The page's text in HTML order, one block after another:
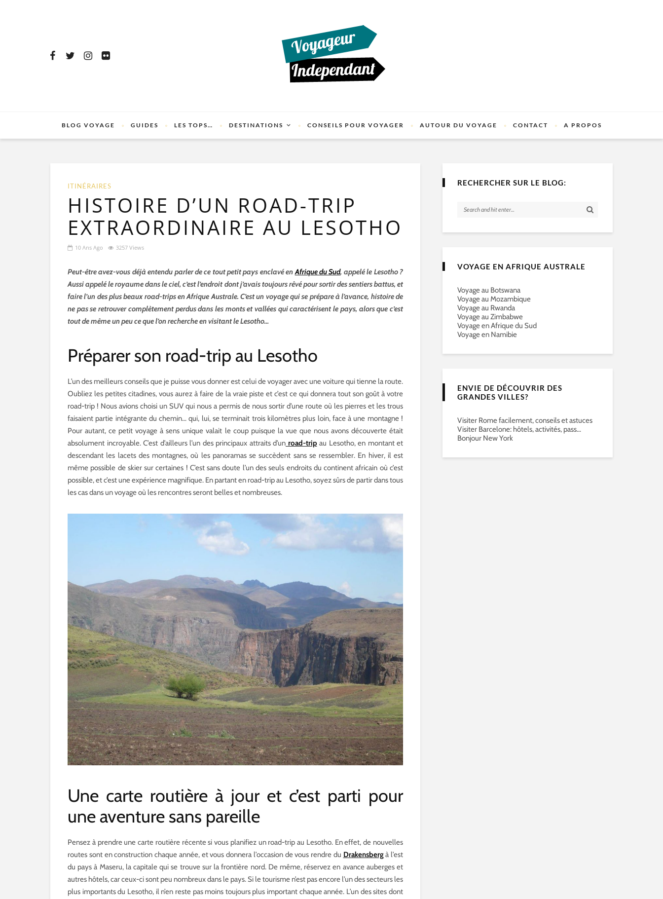
BLOG VOYAGE GUIDES LES TOPS… DESTINATIONS CONSEILS POUR VOYAGER AUTOUR DU VOYAGE CONTACT A PROPOS
ITINÉRAIRES
HISTOIRE D’UN ROAD-TRIP
EXTRAORDINAIRE AU LESOTHO
10 Ans Ago 3257 Views
Peut-être avez-vous déjà entendu parler de ce tout petit pays enclavé enAfrique du Sud, appelé le Lesotho ?
Aussi appelé le royaume dans le ciel, c’est l’endroit dont j’avais toujours rêvé pour sortir des sentiers battus, et
faire l’un des plus beaux road-trips en Afrique Australe. C’est un voyage qui se prépare à l’avance, histoire de
ne pas se retrouver complètement perdus dans les monts et vallées qui caractérisent le pays, alors que c’est
tout de même un peu ce que l’on recherche en visitant le Lesotho…
Préparer son road-trip au Lesotho
L’un des meilleurs conseils que je puisse vous donner est celui de voyager avec une voiture qui tienne la route.
Oubliez les petites citadines, vous aurez à faire de la vraie piste et c’est ce qui donnera tout son goût à votre
road-trip ! Nous avions choisi un SUV qui nous a permis de nous sortir d’une route où les pierres et les trous
faisaient partie intégrante du chemin… qui, lui, se terminait trois kilomètres plus loin, face à une montagne !
Pour autant, ce petit voyage à sens unique valait le coup puisque la vue que nous avons découverte était
absolument incroyable. C’est d’ailleurs l’un des principaux attraits d’un road-tripau Lesotho, en montant et
descendant les lacets des montagnes, où les panoramas se succèdent sans se ressembler. En hiver, il est
même possible de skier sur certaines ! C’est sans doute l’un des seuls endroits du continent africain où c’est
possible, et c’est une expérience magnifique. En partant en road-trip au Lesotho, soyez sûrs de partir dans tous
les cas dans un voyage où les rencontres seront belles et nombreuses.
Une carte routière à jour et c’est parti pour
une aventure sans pareille
Pensez à prendre une carte routière récente si vous planifiez un road-trip au Lesotho. En effet, de nouvelles
routes sont en construction chaque année, et vous donnera l’occasion de vous rendre du Drakensbergà l’est
du pays à Maseru, la capitale qui se trouve sur la frontière nord. De même, réservez en avance auberges et
autres hôtels, car ceux-ci sont peu nombreux dans le pays. Si le tourisme n’est pas encore l’un des secteurs les
plus importants du Lesotho, il n’en reste pas moins toujours plus important chaque année. L’un des sites dont
RECHERCHER SUR LE BLOG:
VOYAGE EN AFRIQUE AUSTRALE
Voyage au Botswana
Voyage au Mozambique
Voyage au Rwanda
Voyage au Zimbabwe
Voyage en Afrique du Sud
Voyage en Namibie
ENVIE DE DÉCOUVRIR DES
GRANDES VILLES?
Visiter Rome facilement, conseils et astuces
Visiter Barcelone: hôtels, activités, pass…
Bonjour New York